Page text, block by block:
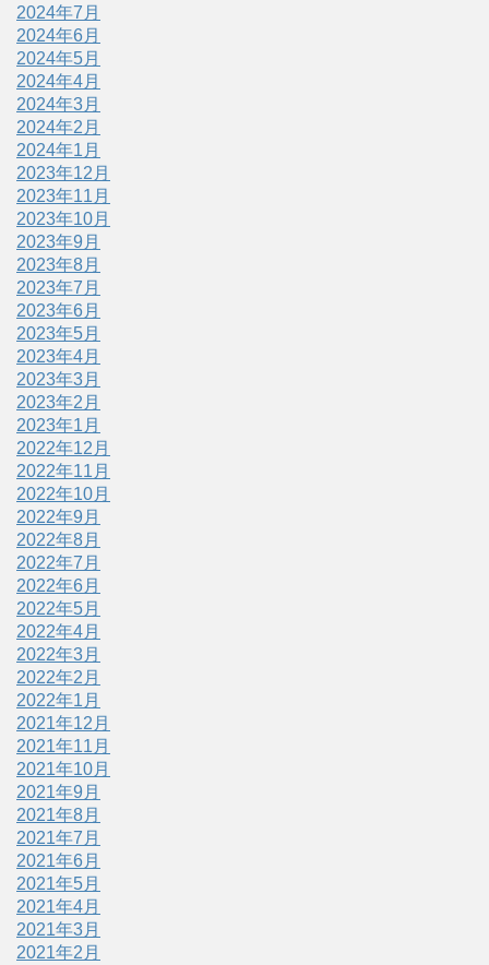
2024年7月
2024年6月
2024年5月
2024年4月
2024年3月
2024年2月
2024年1月
2023年12月
2023年11月
2023年10月
2023年9月
2023年8月
2023年7月
2023年6月
2023年5月
2023年4月
2023年3月
2023年2月
2023年1月
2022年12月
2022年11月
2022年10月
2022年9月
2022年8月
2022年7月
2022年6月
2022年5月
2022年4月
2022年3月
2022年2月
2022年1月
2021年12月
2021年11月
2021年10月
2021年9月
2021年8月
2021年7月
2021年6月
2021年5月
2021年4月
2021年3月
2021年2月